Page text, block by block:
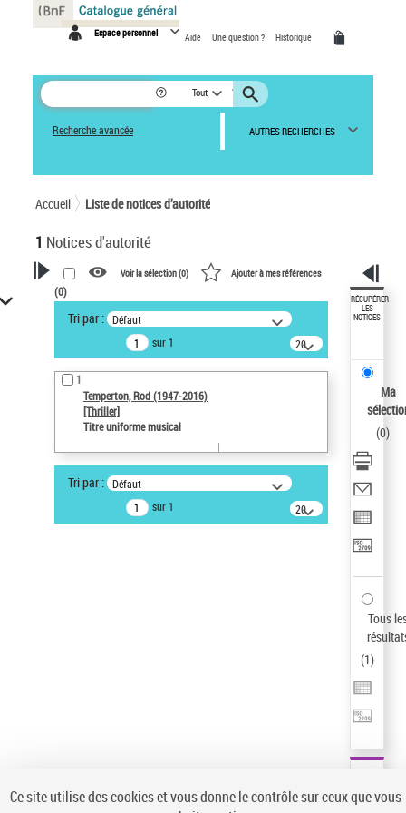
Espace personnel Aide Une question ? Historique
Tout
Recherche avancée AUTRES RECHERCHES
Accueil Liste de notices d’autorité
1 Notices d'autorité
VOTRE RECHERCHE
Recherche avancée dans les
notices d’autorité
Œuvres liées à l'auteur :
Temperton, Rod (1947-2016)
Sauvegarder votre recherche
AFFINER
Type de notice d'autorité
Voir la sélection (0) Ajouter à mes références
(0)
Tri par : Défaut
sur 1
20
résultats/page
1
Temperton, Rod (1947-2016)
[Thriller]
Titre uniforme musical
Tri par : Défaut
sur 1
20
résultats/page
RÉCUPÉRER
LES
NOTICES
Ma
(0)
Tous
(1)
Panneau de gestion des cookies
Ce site utilise des cookies et vous donne le contrôle sur ceux que vous